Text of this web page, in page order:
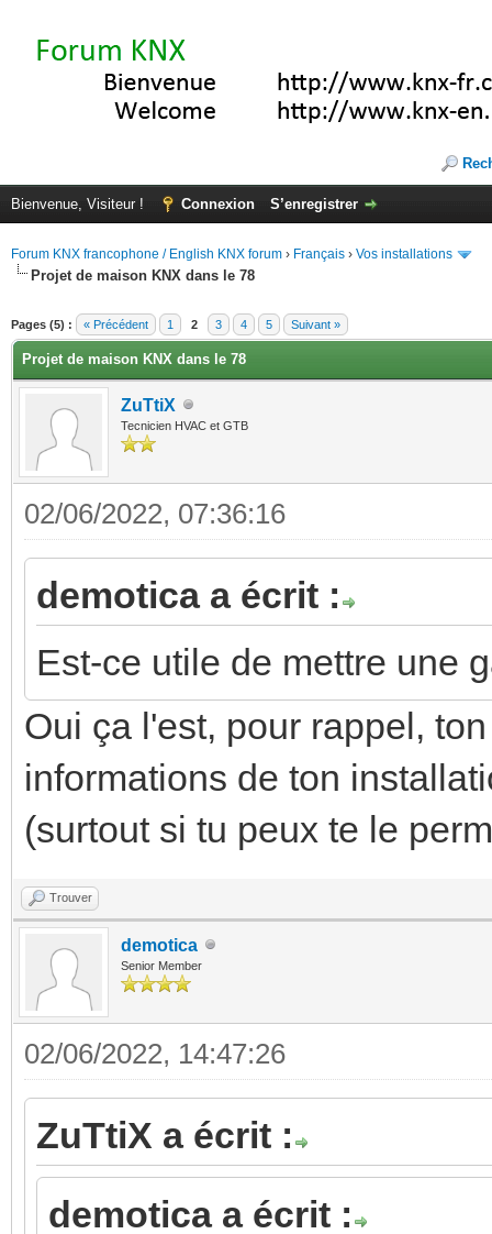
Bienvenue, Visiteur ! Connexion S’enregistrer
Forum KNX francophone / English KNX forum › Français › Vos installations
Projet de maison KNX dans le 78
Pages (5) : « Précédent 1 2 3 4 5 Suivant »
Projet de maison KNX dans le 78
ZuTtiX
Tecnicien HVAC et GTB
02/06/2022, 07:36:16
demotica a écrit :
Est-ce utile de mettre une
Oui ça l'est, pour rappel,
informations de ton
(surtout si tu peux te le
Trouver
demotica
Senior Member
02/06/2022, 14:47:26
ZuTtiX a écrit :
demotica a écrit :